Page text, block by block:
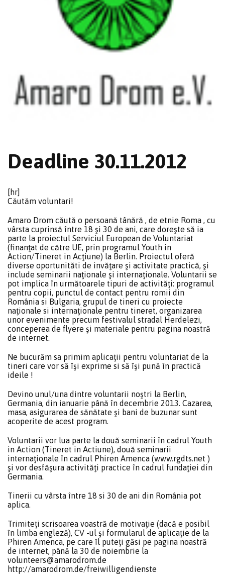
Deadline 30.11.2012
[hr]
Căutăm voluntari!
Amaro Drom căută o persoană tânără , de etnie Roma , cu
vârsta cuprinsă între 18 şi 30 de ani, care doreşte să ia
parte la proiectul Serviciul European de Voluntariat
(finanţat de către UE, prin programul Youth in
Action/Tineret in Acţiune) la Berlin. Proiectul oferă
diverse oportunităti de invăţare şi activitate practică, şi
include seminarii naţionale şi internaţionale. Voluntarii se
pot implica în următoarele tipuri de activităţi: programul
pentru copii, punctul de contact pentru romii din
România si Bulgaria, grupul de tineri cu proiecte
naţionale si internaţionale pentru tineret, organizarea
unor evenimente precum festivalul stradal Herdelezi,
conceperea de flyere şi materiale pentru pagina noastră
de internet.
Ne bucurăm sa primim aplicaţii pentru voluntariat de la
tineri care vor să îşi exprime si să îşi pună în practică
ideile !
Devino unul/una dintre voluntarii noştri la Berlin,
Germania, din ianuarie până în decembrie 2013. Cazarea,
masa, asigurarea de sănătate şi bani de buzunar sunt
acoperite de acest program.
Voluntarii vor lua parte la două seminarii în cadrul Youth
in Action (Tineret in Actiune), două seminarii
internaţionale în cadrul Phiren Amenca (www.rgdts.net )
şi vor desfăşura activităţi practice în cadrul fundaţiei din
Germania.
Tinerii cu vârsta între 18 si 30 de ani din România pot
aplica.
Trimiteţi scrisoarea voastră de motivaţie (dacă e posibil
în limba engleză), CV -ul şi formularul de aplicaţie de la
Phiren Amenca, pe care îl puteţi găsi pe pagina noastră
de internet, până la 30 de noiembrie la
volunteers@amarodrom.de
http://amarodrom.de/freiwilligendienste